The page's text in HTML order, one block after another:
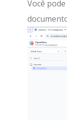
Você